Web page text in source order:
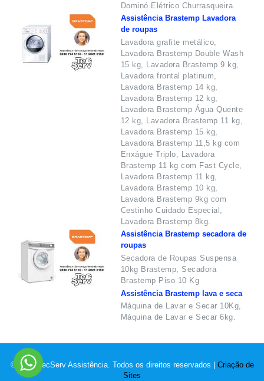
Dominó Elétrico Churrasqueira.
Assistência Brastemp Lavadora
de roupas
Lavadora grafite metálico,
Lavadora Brastemp Double Wash
15 kg, Lavadora Brastemp 9 kg,
Lavadora frontal platinum,
Lavadora Brastemp 14 kg,
Lavadora Brastemp 12 kg,
Lavadora Brastemp Água Quente
12 kg, Lavadora Brastemp 11 kg,
Lavadora Brastemp 15 kg,
Lavadora Brastemp 11,5 kg com
Enxágue Triplo, Lavadora
Brastemp 11 kg com Fast Cycle,
Lavadora Brastemp 11 kg,
Lavadora Brastemp 10 kg,
Lavadora Brastemp 9kg com
Cestinho Cuidado Especial,
Lavadora Brastemp 8kg.
Assistência Brastemp secadora de
roupas
Secadora de Roupas Suspensa
10kg Brastemp, Secadora
Brastemp Piso 10 Kg
Assistência Brastemp lava e seca
Máquina de Lavar e Secar 10Kg,
Máquina de Lavar e Secar 6kg.
© 2022 TecServ Assistência. Todos os direitos reservados | Criação de
Sites